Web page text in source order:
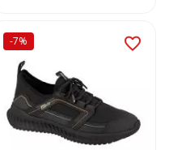
-7%